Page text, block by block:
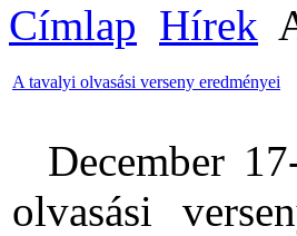
Címlap Hírek
A tavalyi olvasási verseny eredményei
December
olvasási